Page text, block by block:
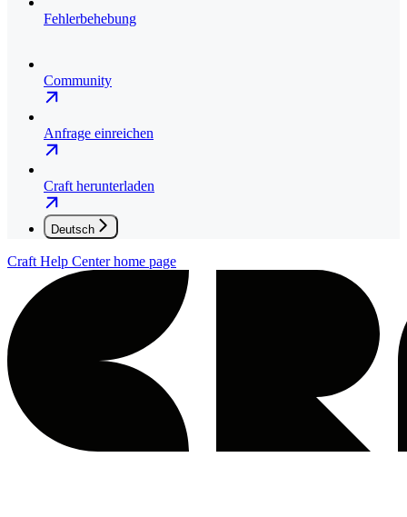
Fehlerbehebung
Community
Anfrage einreichen
Craft herunterladen
Deutsch
Craft Help Centerhome page